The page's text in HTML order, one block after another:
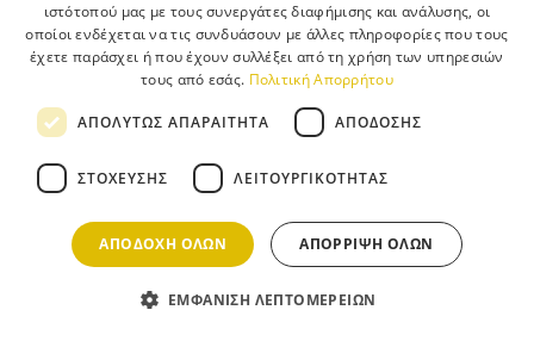
ιστότοπού μας με τους συνεργάτες διαφήμισης και ανάλυσης, οι
οποίοι ενδέχεται να τις συνδυάσουν με άλλες πληροφορίες που τους
έχετε παράσχει ή που έχουν συλλέξει από τη χρήση των υπηρεσιών
τους από εσάς. Πολιτική Απορρήτου
ΑΠΟΛΎΤΩΣ ΑΠΑΡΑΊΤΗΤΑ ΑΠΌΔΟΣΗΣ
ΣΤΌΧΕΥΣΗΣ ΛΕΙΤΟΥΡΓΙΚΌΤΗΤΑΣ
ΑΠΟΔΟΧΉ ΌΛΩΝ ΑΠΌΡΡΙΨΗ ΌΛΩΝ
ΕΜΦΆΝΙΣΗ ΛΕΠΤΟΜΕΡΕΙΏΝ